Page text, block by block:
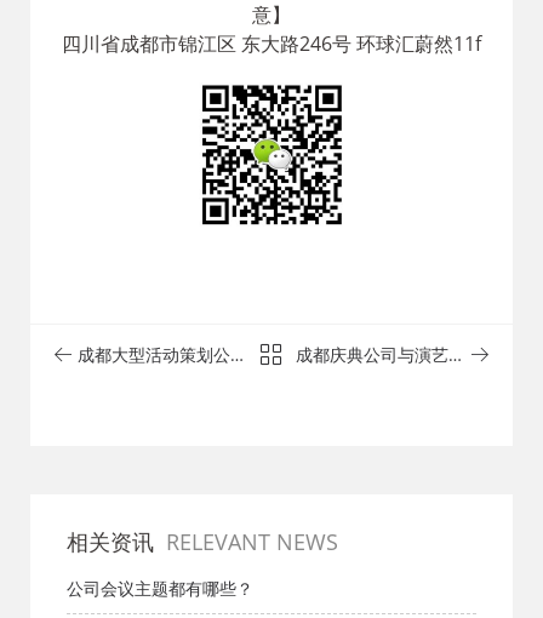
意】
四川省成都市锦江区 东大路246号 环球汇蔚然11f
成都大型活动策划公司
成都庆典公司与演艺公
相关资讯 RELEVANT NEWS
公司会议主题都有哪些？